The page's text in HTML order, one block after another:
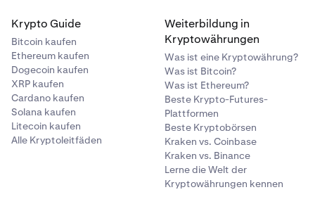
Krypto Guide
Bitcoin kaufen
Ethereum kaufen
Dogecoin kaufen
XRP kaufen
Cardano kaufen
Solana kaufen
Litecoin kaufen
Alle Kryptoleitfäden
Weiterbildung in
Kryptowährungen
Was ist eine Kryptowährung?
Was ist Bitcoin?
Was ist Ethereum?
Beste Krypto-Futures-
Plattformen
Beste Kryptobörsen
Kraken vs. Coinbase
Kraken vs. Binance
Lerne die Welt der
Kryptowährungen kennen